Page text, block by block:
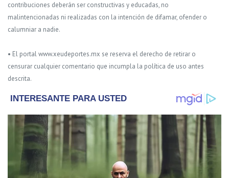
contribuciones deberán ser constructivas y educadas, no
malintencionadas ni realizadas con la intención de difamar, ofender o
calumniar a nadie.
• El portal www.xeudeportes.mx se reserva el derecho de retirar o
censurar cualquier comentario que incumpla la política de uso antes
descrita.